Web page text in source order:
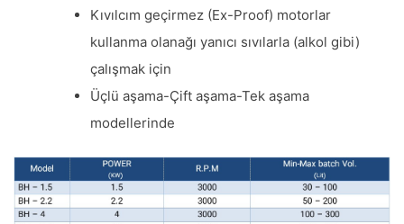
Kıvılcım geçirmez (Ex-Proof) motorlar
kullanma olanağı yanıcı sıvılarla (alkol gibi)
çalışmak için
Üçlü aşama-Çift aşama-Tek aşama
modellerinde